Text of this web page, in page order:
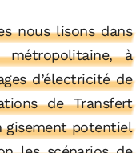
nous lisons dans
métropolitaine, à
d’électricité de
de Transfert
gisement potentiel